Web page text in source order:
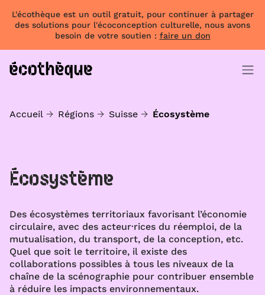
L'écothèque est un outil gratuit, pour continuer à partager
des solutions pour l'écoconception culturelle, nous avons
besoin de votre soutien : faire un don
Accueil Régions Suisse Écosystème
Écosystème
Des écosystèmes territoriaux favorisant l’économie
circulaire, avec des acteur·rices du réemploi, de la
mutualisation, du transport, de la conception, etc.
Quel que soit le territoire, il existe des
collaborations possibles à tous les niveaux de la
chaîne de la scénographie pour contribuer ensemble
à réduire les impacts environnementaux.